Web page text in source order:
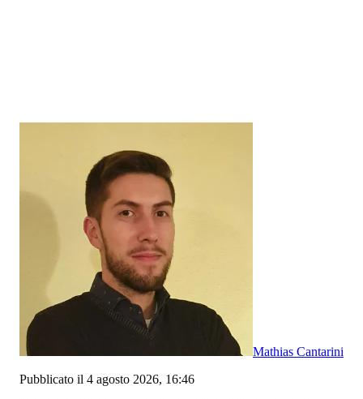
Mathias Cantarini
Pubblicato il 4 agosto 2026, 16:46